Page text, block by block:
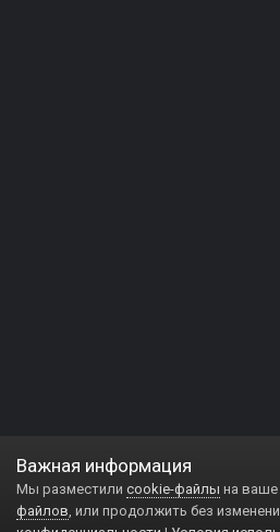
Важная информация
Мы разместили cookie-файлы на ваше
файлов, или продолжить без